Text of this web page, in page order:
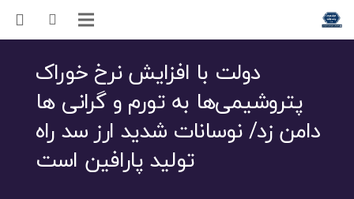
دولت با افزایش نرخ خوراک
پتروشیمی‌ها به تورم و گرانی ها
دامن زد/ نوسانات شدید ارز سد راه
تولید پارافین است